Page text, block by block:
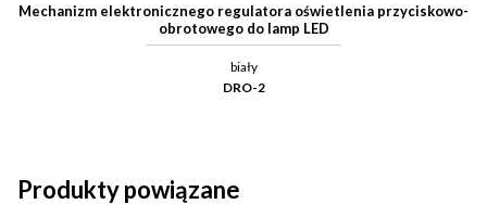
Mechanizm elektronicznego regulatora oświetlenia przyciskowo-
obrotowego do lamp LED
biały
DRO-2
Produkty powiązane